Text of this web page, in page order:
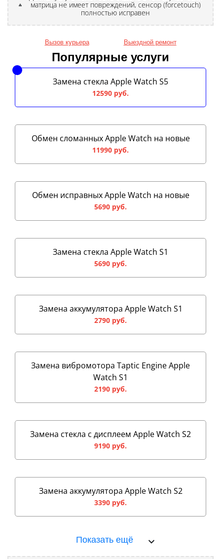
матрица не имеет повреждений, сенсор (forcetouch)
полностью исправен
Вызов курьера Выездной ремонт
Популярные услуги
Замена стекла Apple Watch S5
12590 руб.
Обмен сломанных Apple Watch на новые
11990 руб.
Обмен исправных Apple Watch на новые
5690 руб.
Замена стекла Apple Watch S1
5690 руб.
Замена аккумулятора Apple Watch S1
2790 руб.
Замена вибромотора Taptic Engine Apple
Watch S1
2190 руб.
Замена стекла с дисплеем Apple Watch S2
9190 руб.
Замена аккумулятора Apple Watch S2
3390 руб.
Показать ещё